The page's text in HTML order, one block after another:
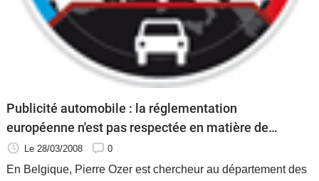
Publicité automobile : la réglementation
européenne n'est pas respectée en matière de
consommation et de CO2
Le 28/03/2008 0
En Belgique, Pierre Ozer est chercheur au département des